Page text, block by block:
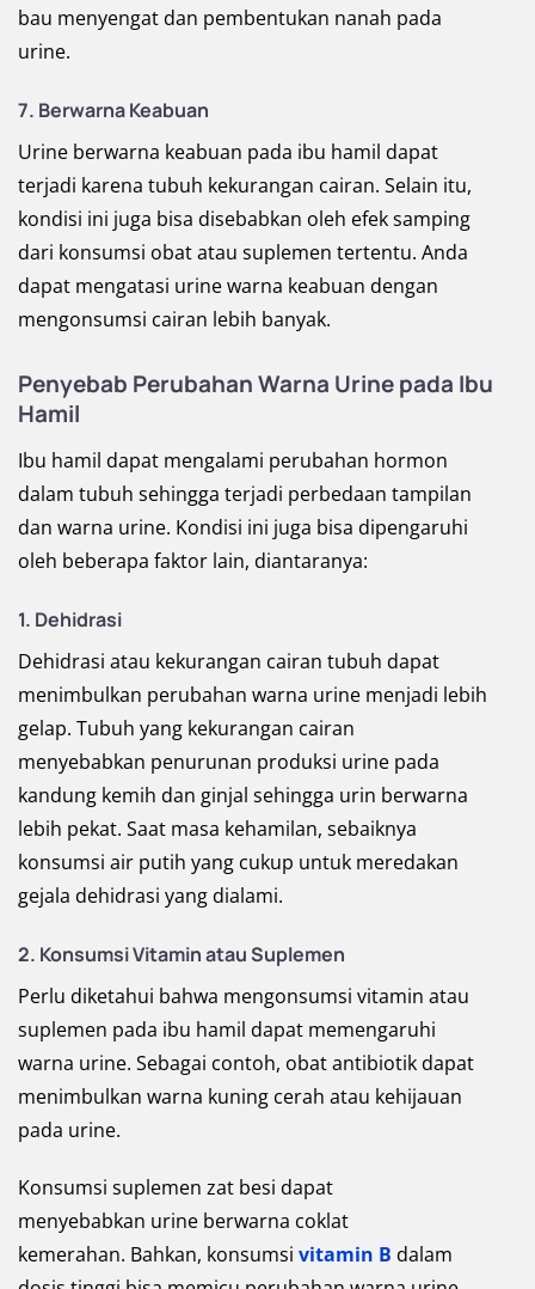
bau menyengat dan pembentukan nanah pada
urine.
7. Berwarna Keabuan
Urine berwarna keabuan pada ibu hamil dapat
terjadi karena tubuh kekurangan cairan. Selain itu,
kondisi ini juga bisa disebabkan oleh efek samping
dari konsumsi obat atau suplemen tertentu. Anda
dapat mengatasi urine warna keabuan dengan
mengonsumsi cairan lebih banyak.
Penyebab Perubahan Warna Urine pada Ibu
Hamil
Ibu hamil dapat mengalami perubahan hormon
dalam tubuh sehingga terjadi perbedaan tampilan
dan warna urine. Kondisi ini juga bisa dipengaruhi
oleh beberapa faktor lain, diantaranya:
1. Dehidrasi
Dehidrasi atau kekurangan cairan tubuh dapat
menimbulkan perubahan warna urine menjadi lebih
gelap. Tubuh yang kekurangan cairan
menyebabkan penurunan produksi urine pada
kandung kemih dan ginjal sehingga urin berwarna
lebih pekat. Saat masa kehamilan, sebaiknya
konsumsi air putih yang cukup untuk meredakan
gejala dehidrasi yang dialami.
2. Konsumsi Vitamin atau Suplemen
Perlu diketahui bahwa mengonsumsi vitamin atau
suplemen pada ibu hamil dapat memengaruhi
warna urine. Sebagai contoh, obat antibiotik dapat
menimbulkan warna kuning cerah atau kehijauan
pada urine.
Konsumsi suplemen zat besi dapat
menyebabkan urine berwarna coklat
kemerahan. Bahkan, konsumsi vitamin B dalam